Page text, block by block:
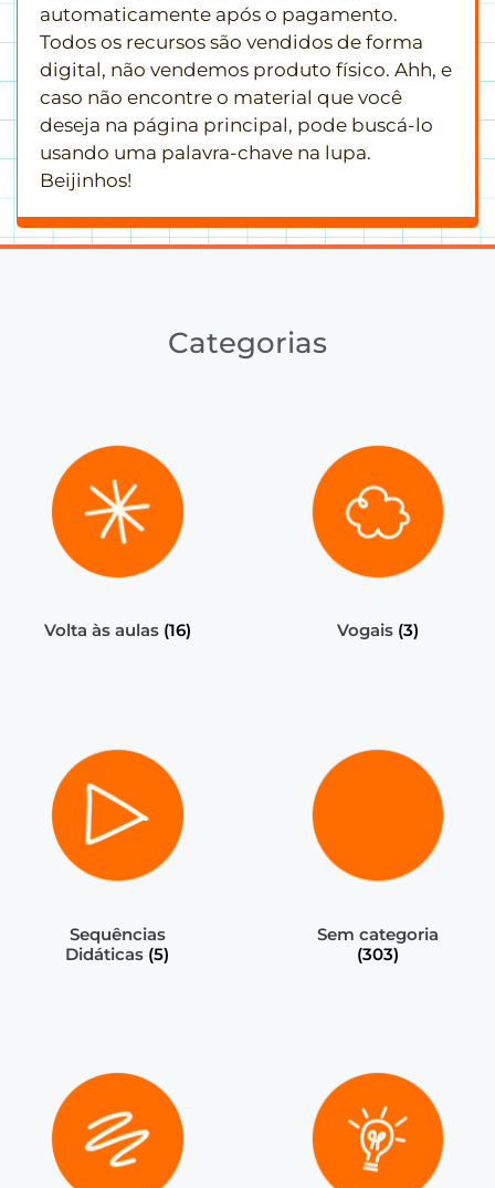
automaticamente após o pagamento.
Todos os recursos são vendidos de forma
digital, não vendemos produto físico. Ahh, e
caso não encontre o material que você
deseja na página principal, pode buscá-lo
usando uma palavra-chave na lupa.
Beijinhos!
Categorias
Volta às aulas (16) Vogais (3)
Sequências
Didáticas (5)
Sem categoria
(303)